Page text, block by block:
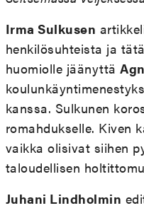
Irma Sulkusen
henkilösuhteista ja
huomiolle jäänyttä
kanssa. Sulkunen
romahdukselle. Kiven
vaikka olisivat siihen
taloudellisen
Juhani Lindholmin